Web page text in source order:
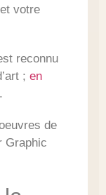
votre
reconnu
; en
.
de
Graphic